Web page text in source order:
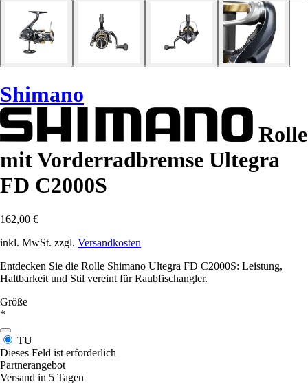
Shimano
Rolle
mit Vorderradbremse Ultegra
FD C2000S
162,00 €
inkl. MwSt. zzgl. Versandkosten
Entdecken Sie die Rolle Shimano Ultegra FD C2000S: Leistung,
Haltbarkeit und Stil vereint für Raubfischangler.
Größe
*
TU
Dieses Feld ist erforderlich
Partnerangebot
Versand in 5 Tagen